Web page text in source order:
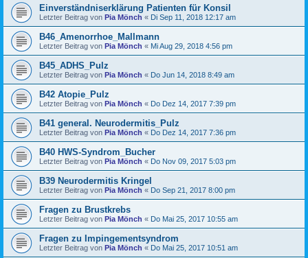
Einverständniserklärung Patienten für Konsil
Letzter Beitrag von Pia Mönch « Di Sep 11, 2018 12:17 am
B46_Amenorrhoe_Mallmann
Letzter Beitrag von Pia Mönch « Mi Aug 29, 2018 4:56 pm
B45_ADHS_Pulz
Letzter Beitrag von Pia Mönch « Do Jun 14, 2018 8:49 am
B42 Atopie_Pulz
Letzter Beitrag von Pia Mönch « Do Dez 14, 2017 7:39 pm
B41 general. Neurodermitis_Pulz
Letzter Beitrag von Pia Mönch « Do Dez 14, 2017 7:36 pm
B40 HWS-Syndrom_Bucher
Letzter Beitrag von Pia Mönch « Do Nov 09, 2017 5:03 pm
B39 Neurodermitis Kringel
Letzter Beitrag von Pia Mönch « Do Sep 21, 2017 8:00 pm
Fragen zu Brustkrebs
Letzter Beitrag von Pia Mönch « Do Mai 25, 2017 10:55 am
Fragen zu Impingementsyndrom
Letzter Beitrag von Pia Mönch « Do Mai 25, 2017 10:51 am